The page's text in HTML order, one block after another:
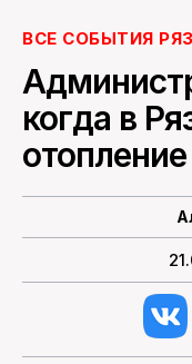
ВСЕ СОБЫТИЯ
когда в
отопление